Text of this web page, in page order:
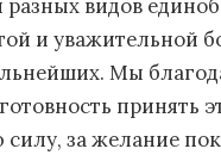
разных видов
и уважительной
Мы
принять
за желание